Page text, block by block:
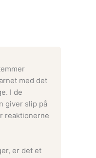
med det
I de
giver slip på
reaktionerne
er det et